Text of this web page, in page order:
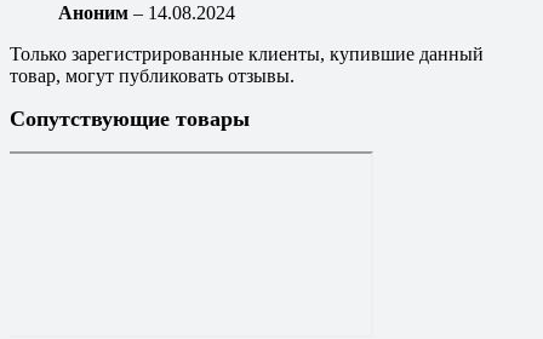
Аноним – 14.08.2024
Только зарегистрированные клиенты, купившие данный
товар, могут публиковать отзывы.
Сопутствующие товары